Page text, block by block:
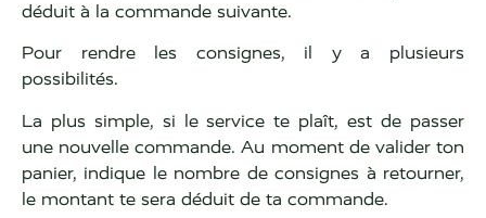
déduit à la commande suivante.
Pour rendre les consignes, il y a plusieurs
possibilités.
La plus simple, si le service te plaît, est de passer
une nouvelle commande. Au moment de valider ton
panier, indique le nombre de consignes à retourner,
le montant te sera déduit de ta commande.